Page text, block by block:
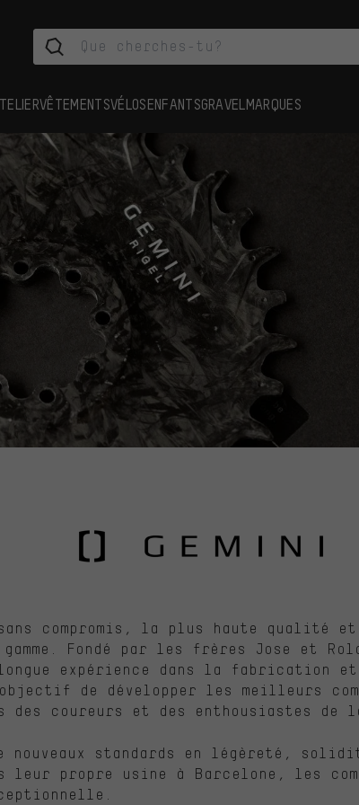
VÊTEMENTSVÉLOSENFANTSGRAVEL MARQUES
compromis, la plus haute qualité
gamme. Fondé par les frères Jose et
expérience dans la fabrication et
de développer les meilleurs
des coureurs et des enthousiastes de
nouveaux standards en légèreté,
propre usine à Barcelone, les